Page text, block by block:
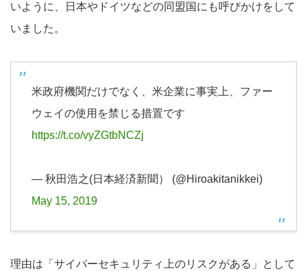
いように、日本やドイツなどの同盟国にも呼びかけをして
いました。
米政府機関だけでなく、米企業に事実上、ファー
ウェイの使用を禁じる措置です
https://t.co/vyZGtbNCZj
— 秋田浩之(日本経済新聞） (@Hiroakitanikkei)
May 15, 2019
理由は「サイバーセキュリティ上のリスクがある」として